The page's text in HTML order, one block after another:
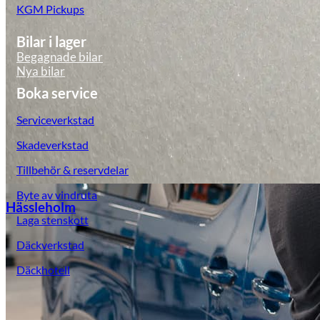
Hässleholm
KGM Pickups
Bilar i lager
Begagnade bilar
Nya bilar
Boka service
Serviceverkstad
Skadeverkstad
Tillbehör & reservdelar
Byte av vindruta
Laga stenskott
Däckverkstad
Däckhotell